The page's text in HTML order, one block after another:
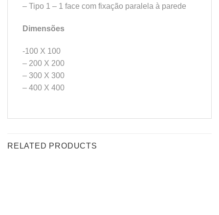
– Tipo 1 – 1 face com fixação paralela à parede
Dimensões
-100 X 100
– 200 X 200
– 300 X 300
– 400 X 400
RELATED PRODUCTS